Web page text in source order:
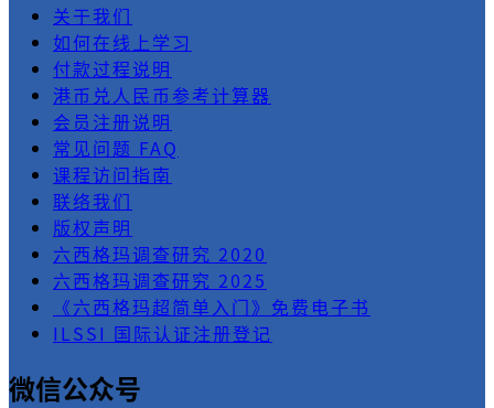
关于我们
如何在线上学习
付款过程说明
港币兑人民币参考计算器
会员注册说明
常见问题 FAQ
课程访问指南
联络我们
版权声明
六西格玛调查研究 2020
六西格玛调查研究 2025
《六西格玛超简单入门》免费电子书
ILSSI 国际认证注册登记
微信公众号